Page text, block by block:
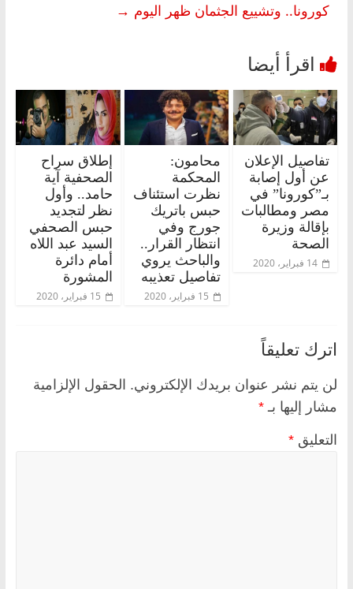
كورونا.. وتشييع الجثمان ظهر اليوم →
تفاصيل الإعلان
عن أول إصابة
بـ”كورونا” في
مصر ومطالبات
بإقالة وزيرة
الصحة
14 فبراير، 2020
محامون:
المحكمة
نظرت استئناف
حبس باتريك
جورج وفي
انتظار القرار..
والباحث يروي
تفاصيل تعذيبه
15 فبراير، 2020
إطلاق سراح
الصحفية آية
حامد.. وأول
نظر لتجديد
حبس الصحفي
السيد عبد اللاه
أمام دائرة
المشورة
15 فبراير، 2020
اترك تعليقاً
لن يتم نشر عنوان بريدك الإلكتروني. الحقول الإلزامية
مشار إليها بـ *
التعليق *